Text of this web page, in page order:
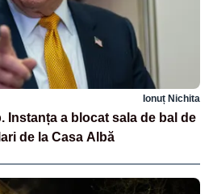
Ionuț Nichita
Instanța a blocat sala de bal de
de la Casa Albă